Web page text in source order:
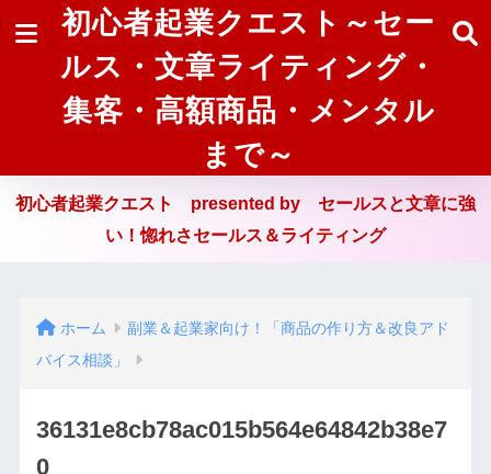
初心者起業クエスト～セー
ルス・文章ライティング・
集客・高額商品・メンタル
まで～
初心者起業クエスト presented by セールスと文章に強
い！惚れさセールス＆ライティング
ホーム
副業＆起業家向け！「商品の作り方＆改良アド
バイス相談」
36131e8cb78ac015b564e64842b38e7
0